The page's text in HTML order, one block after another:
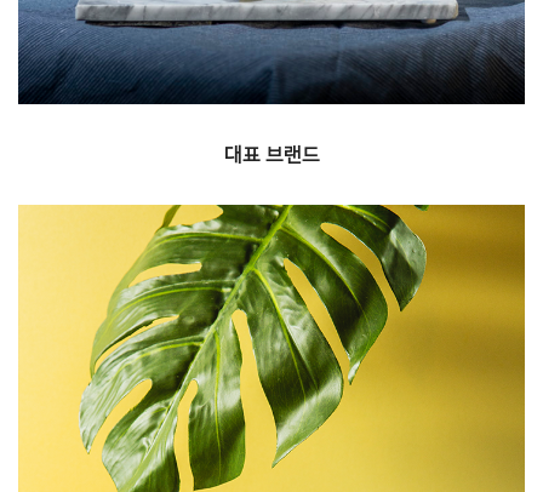
사랑받는 음료를 독점 수입 하고 있습니다.
대표 브랜드